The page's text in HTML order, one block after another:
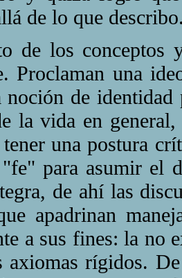
de lo que
los conceptos y
Proclaman una
noción de
la vida en
una postura
para asumir el
de ahí las
apadrinan
a sus fines: la no
axiomas rígidos.